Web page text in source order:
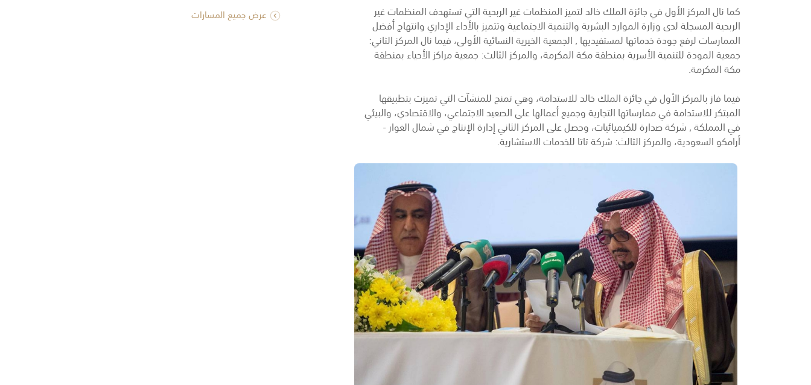
كما نال المركز الأول في جائزة الملك خالد لتميز المنظمات غير الربحية التي تستهدف المنظمات غير
الربحية المسجلة لدى وزارة الموارد البشرية والتنمية الاجتماعية وتتميز بالأداء الإداري وانتهاج أفضل
الممارسات لرفع جودة خدماتها لمستفيديها , الجمعية الخيرية النسائية الأولى، فيما نال المركز الثاني:
جمعية المودة للتنمية الأسرية بمنطقة مكة المكرمة، والمركز الثالث: جمعية مراكز الأحياء بمنطقة
مكة المكرمة.
فيما فاز بالمركز الأول في جائزة الملك خالد للاستدامة، وهي تمنح للمنشآت التي تميزت بتطبيقها
المبتكر للاستدامة في ممارساتها التجارية وجميع أعمالها على الصعيد الاجتماعي، والاقتصادي، والبيئي
في المملكة , شركة صدارة للكيميائيات، وحصل على المركز الثاني إدارة الإنتاج في شمال الغوار -
أرامكو السعودية، والمركز الثالث: شركة تاتا للخدمات الاستشارية.
عرض جميع المسارات